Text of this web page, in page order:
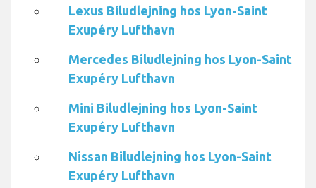
Lexus Biludlejning hos Lyon-Saint
Exupéry Lufthavn
Mercedes Biludlejning hos Lyon-Saint
Exupéry Lufthavn
Mini Biludlejning hos Lyon-Saint
Exupéry Lufthavn
Nissan Biludlejning hos Lyon-Saint
Exupéry Lufthavn